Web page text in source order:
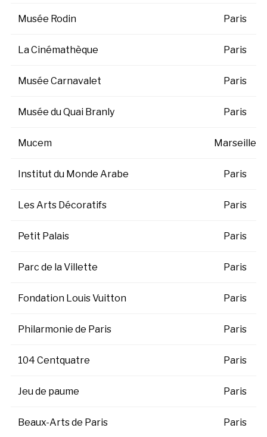
Musée Rodin Paris
La Cinémathèque Paris
Musée Carnavalet Paris
Musée du Quai Branly Paris
Mucem Marseille
Institut du Monde Arabe Paris
Les Arts Décoratifs Paris
Petit Palais Paris
Parc de la Villette Paris
Fondation Louis Vuitton Paris
Philarmonie de Paris Paris
104 Centquatre Paris
Jeu de paume Paris
Beaux-Arts de Paris Paris